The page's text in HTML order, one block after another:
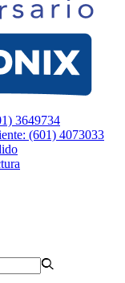
3649734
(601) 4073033